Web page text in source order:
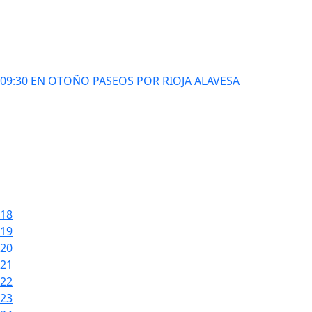
09:30 EN OTOÑO PASEOS POR RIOJA ALAVESA
18
19
20
21
22
23